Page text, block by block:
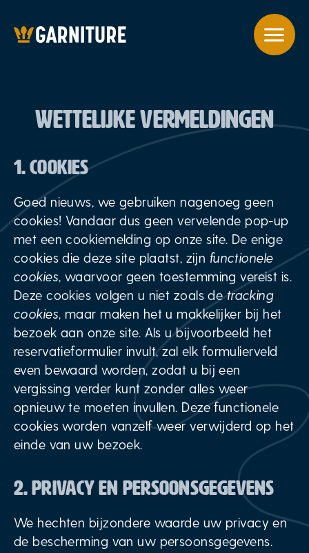
WETTELIJKE VERMELDINGEN
1. COOKIES
Goed nieuws, we gebruiken nagenoeg geen
cookies! Vandaar dus geen vervelende pop-up
met een cookiemelding op onze site. De enige
cookies die deze site plaatst, zijn functionele
cookies, waarvoor geen toestemming vereist is.
Deze cookies volgen u niet zoals detracking
cookies, maar maken het u makkelijker bij het
bezoek aan onze site. Als u bijvoorbeeld het
reservatieformulier invult, zal elk formulierveld
even bewaard worden, zodat u bij een
vergissing verder kunt zonder alles weer
opnieuw te moeten invullen. Deze functionele
cookies worden vanzelf weer verwijderd op het
einde van uw bezoek.
2. PRIVACY EN PERSOONSGEGEVENS
We hechten bijzondere waarde uw privacy en
de bescherming van uw persoonsgegevens.